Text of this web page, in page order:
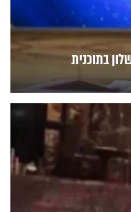
בתוכנית